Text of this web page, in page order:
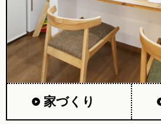
家づくり